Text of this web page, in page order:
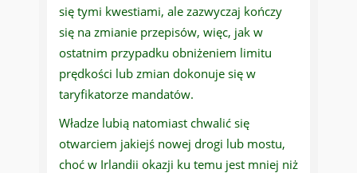
się tymi kwestiami, ale zazwyczaj kończy
się na zmianie przepisów, więc, jak w
ostatnim przypadku obniżeniem limitu
prędkości lub zmian dokonuje się w
taryfikatorze mandatów.
Władze lubią natomiast chwalić się
otwarciem jakiejś nowej drogi lub mostu,
choć w Irlandii okazji ku temu jest mniej niż